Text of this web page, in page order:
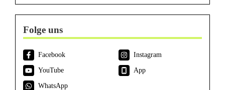
Folge uns
Facebook
Instagram
YouTube
App
WhatsApp